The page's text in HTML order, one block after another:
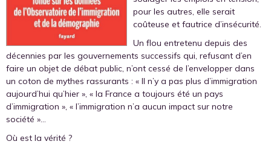
pour les autres, elle serait
coûteuse et fautrice d’insécurité.
Un flou entretenu depuis des
décennies par les gouvernements successifs qui, refusant d’en
faire un objet de débat public, n’ont cessé de l’envelopper dans
un coton de mythes rassurants : « Il n’y a pas plus d’immigration
aujourd’hui qu’hier », « la France a toujours été un pays
d’immigration », « l’immigration n’a aucun impact sur notre
société »…
Où est la vérité ?